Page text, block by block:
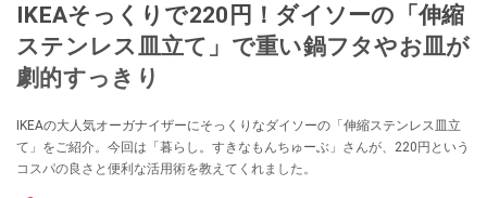
IKEAそっくりで220円！ダイソーの「伸縮
ステンレス皿立て」で重い鍋フタやお皿が
劇的すっきり
IKEAの大人気オーガナイザーにそっくりなダイソーの「伸縮ステンレス皿立
て」をご紹介。今回は「暮らし。すきなもんちゅーぶ」さんが、220円という
コスパの良さと便利な活用術を教えてくれました。